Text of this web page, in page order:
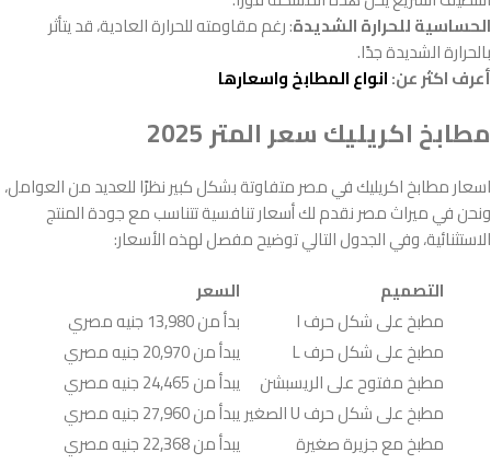
الحساسية للحرارة الشديدة: رغم مقاومته للحرارة العادية، قد يتأثر
بالحرارة الشديدة جدًا.
أعرف اكثر عن:انواع المطابخ واسعارها
مطابخ اكريليك سعر المتر 2025
اسعار مطابخ اكريليك في مصر متفاوتة بشكل كبير نظرًا للعديد من العوامل،
ونحن في ميراث مصر نقدم لك أسعار تنافسية تتناسب مع جودة المنتج
الاستثنائية، وفي الجدول التالي توضيح مفصل لهذه الأسعار:
التصميم
السعر
مطبخ على شكل حرف I
بدأ من 13,980 جنيه مصري
مطبخ على شكل حرف L
يبدأ من 20,970 جنيه مصري
مطبخ مفتوح على الريسبشن
يبدأ من 24,465 جنيه مصري
مطبخ على شكل حرف U الصغير
يبدأ من 27,960 جنيه مصري
مطبخ مع جزيرة صغيرة
يبدأ من 22,368 جنيه مصري